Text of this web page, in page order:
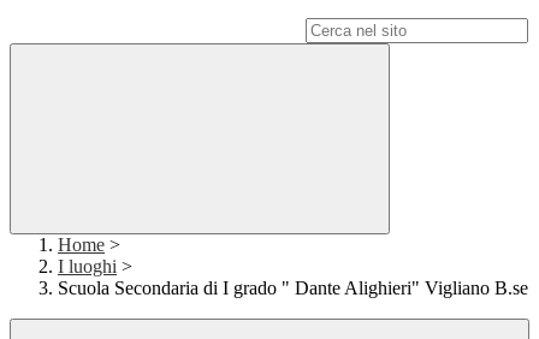
Home >
I luoghi >
Scuola Secondaria di I grado " Dante Alighieri" Vigliano B.se